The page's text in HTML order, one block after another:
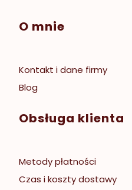
Linki w stopce
O mnie
Kontakt i dane firmy
Blog
Obsługa klienta
Metody płatności
Czas i koszty dostawy